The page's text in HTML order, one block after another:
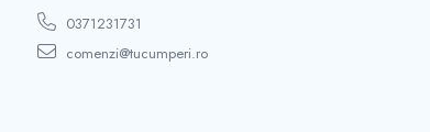
0371231731
comenzi@tucumperi.ro